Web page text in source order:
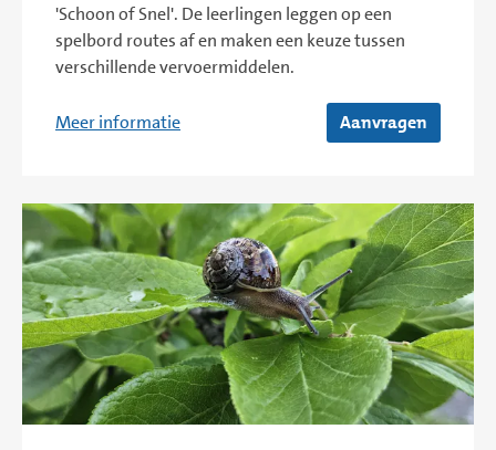
'Schoon of Snel'. De leerlingen leggen op een
spelbord routes af en maken een keuze tussen
verschillende vervoermiddelen.
Meer informatie Aanvragen